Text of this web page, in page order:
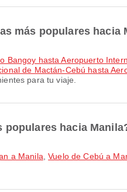
más populares hacia
Bangoy hasta Aeropuerto
de Mactán-Cebú hasta
para tu viaje.
populares hacia
a Manila ,Vuelo de Cebú a